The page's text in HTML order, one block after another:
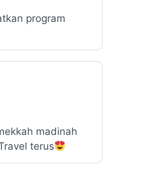
program
madinah
terus